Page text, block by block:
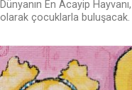
Dünyanın En Acayip
olarak çocuklarla buluşacak.